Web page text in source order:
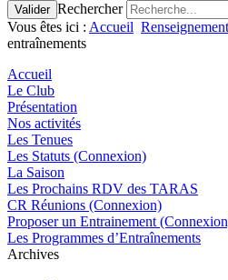
Valider Rechercher
Vous êtes ici : Accueil
entraînements
Accueil
Le Club
Présentation
Nos activités
Les Tenues
Les Statuts (Connexion)
La Saison
Les Prochains RDV des TARAS
CR Réunions (Connexion)
Proposer un Entrainement
Les Programmes d’Entraînements
Archives